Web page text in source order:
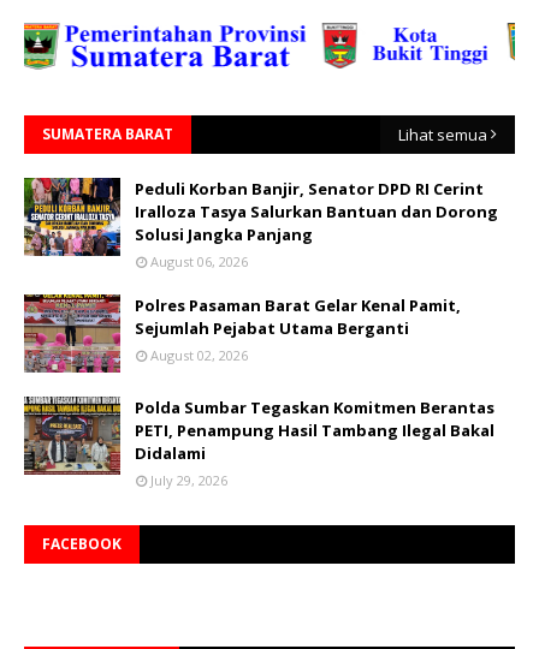
SUMATERA BARAT Lihat semua
Peduli Korban Banjir, Senator DPD RI Cerint
Iralloza Tasya Salurkan Bantuan dan Dorong
Solusi Jangka Panjang
August 06, 2026
Polres Pasaman Barat Gelar Kenal Pamit,
Sejumlah Pejabat Utama Berganti
August 02, 2026
Polda Sumbar Tegaskan Komitmen Berantas
PETI, Penampung Hasil Tambang Ilegal Bakal
Didalami
July 29, 2026
FACEBOOK